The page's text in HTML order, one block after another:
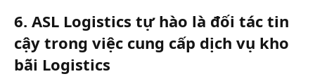
6. ASL Logistics tự hào là đối tác tin
cậy trong việc cung cấp dịch vụ kho
bãi Logistics